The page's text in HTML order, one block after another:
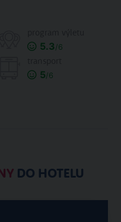
5.3/6
5/6
DO HOTELU